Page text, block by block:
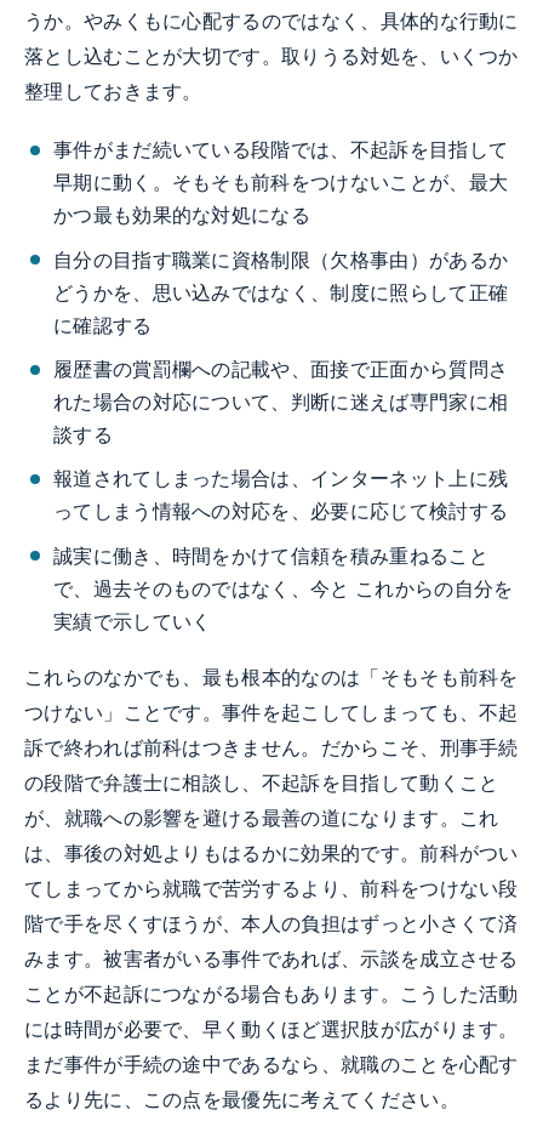
うか。やみくもに心配するのではなく、具体的な行動に
落とし込むことが大切です。取りうる対処を、いくつか
整理しておきます。
事件がまだ続いている段階では、不起訴を目指して
早期に動く。そもそも前科をつけないことが、最大
かつ最も効果的な対処になる
自分の目指す職業に資格制限（欠格事由）があるか
どうかを、思い込みではなく、制度に照らして正確
に確認する
履歴書の賞罰欄への記載や、面接で正面から質問さ
れた場合の対応について、判断に迷えば専門家に相
談する
報道されてしまった場合は、インターネット上に残
ってしまう情報への対応を、必要に応じて検討する
誠実に働き、時間をかけて信頼を積み重ねること
で、過去そのものではなく、今と これからの自分を
実績で示していく
これらのなかでも、最も根本的なのは「そもそも前科を
つけない」ことです。事件を起こしてしまっても、不起
訴で終われば前科はつきません。だからこそ、刑事手続
の段階で弁護士に相談し、不起訴を目指して動くこと
が、就職への影響を避ける最善の道になります。これ
は、事後の対処よりもはるかに効果的です。前科がつい
てしまってから就職で苦労するより、前科をつけない段
階で手を尽くすほうが、本人の負担はずっと小さくて済
みます。被害者がいる事件であれば、示談を成立させる
ことが不起訴につながる場合もあります。こうした活動
には時間が必要で、早く動くほど選択肢が広がります。
まだ事件が手続の途中であるなら、就職のことを心配す
るより先に、この点を最優先に考えてください。